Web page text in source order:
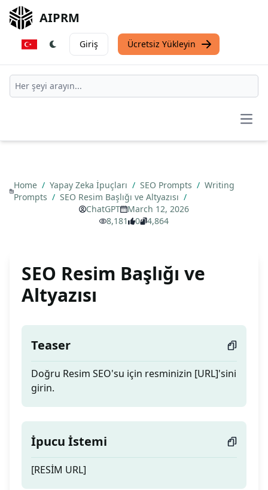
AIPRM
Giriş Ücretsiz Yükleyin
Home / Yapay Zeka İpuçları / SEO Prompts / Writing
Prompts / SEO Resim Başlığı ve Altyazısı /
ChatGPT
March 12, 2026
8,181
0 4,864
SEO Resim Başlığı ve
Altyazısı
Teaser
Doğru Resim SEO'su için resminizin [URL]'sini
girin.
İpucu İstemi
[RESİM URL]